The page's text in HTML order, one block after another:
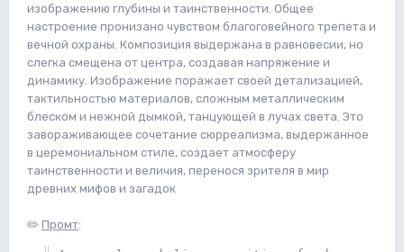
изображению глубины и таинственности. Общее
настроение пронизано чувством благоговейного трепета и
вечной охраны. Композиция выдержана в равновесии, но
слегка смещена от центра, создавая напряжение и
динамику. Изображение поражает своей детализацией,
тактильностью материалов, сложным металлическим
блеском и нежной дымкой, танцующей в лучах света. Это
завораживающее сочетание сюрреализма, выдержанное
в церемониальном стиле, создает атмосферу
таинственности и величия, перенося зрителя в мир
древних мифов и загадок
✏️ Промт: